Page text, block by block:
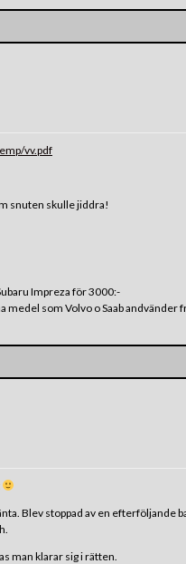
vv.pdf
snuten skulle jiddra!
Impreza för 3000:-
som Volvo o Saab andvänder
Blev stoppad av en efterföljande
man klarar sig i rätten.